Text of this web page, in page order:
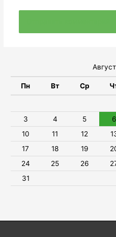
Пн Вт Ср
3
4 5 6
10
11 12
17
18 19
24
25 26
31